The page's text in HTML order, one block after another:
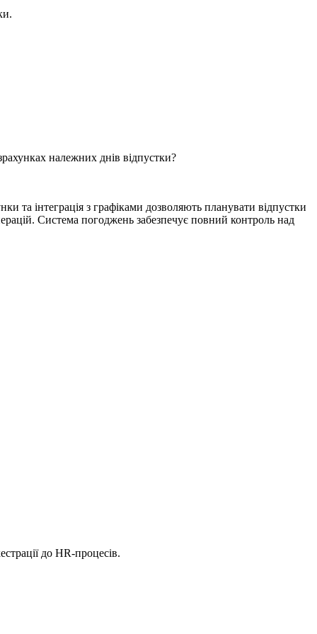
належних днів відпустки?
та інтеграція з графіками дозволяють планувати відпустки
Система погоджень забезпечує повний контроль над
до HR-процесів.